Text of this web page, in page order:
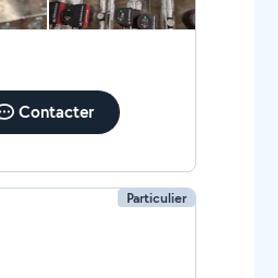
Contacter
Particulier